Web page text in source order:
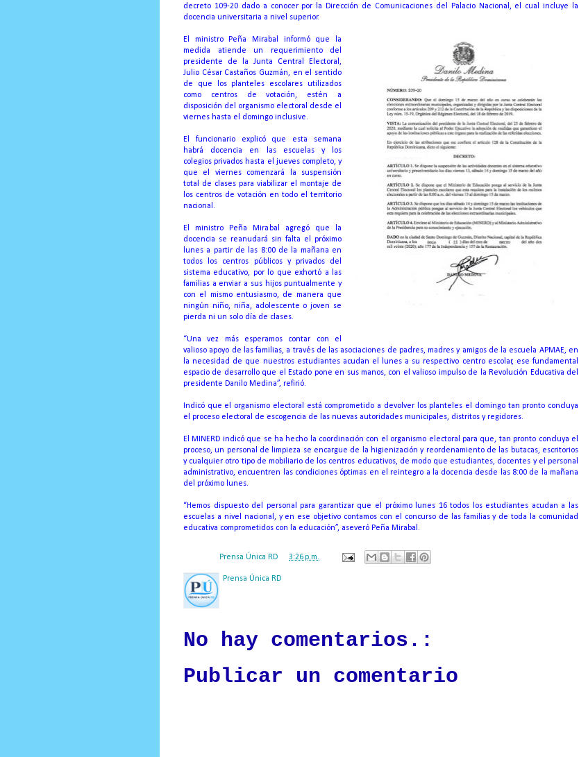
decreto 109-20 dado a conocer por la Dirección de Comunicaciones del Palacio Nacional, el cual incluye la
docencia universitaria a nivel superior.
El ministro Peña Mirabal informó que la
medida atiende un requerimiento del
presidente de la Junta Central Electoral,
Julio César Castaños Guzmán, en el sentido
de que los planteles escolares utilizados
como centros de votación, estén a
disposición del organismo electoral desde el
viernes hasta el domingo inclusive.
El funcionario explicó que esta semana
habrá docencia en las escuelas y los
colegios privados hasta el jueves completo, y
que el viernes comenzará la suspensión
total de clases para viabilizar el montaje de
los centros de votación en todo el territorio
nacional.
El ministro Peña Mirabal agregó que la
docencia se reanudará sin falta el próximo
lunes a partir de las 8:00 de la mañana en
todos los centros públicos y privados del
sistema educativo, por lo que exhortó a las
familias a enviar a sus hijos puntualmente y
con el mismo entusiasmo, de manera que
ningún niño, niña, adolescente o joven se
pierda ni un solo día de clases.
“Una vez más esperamos contar con el
valioso apoyo de las familias, a través de las asociaciones de padres, madres y amigos de la escuela APMAE, en
la necesidad de que nuestros estudiantes acudan el lunes a su respectivo centro escolar, ese fundamental
espacio de desarrollo que el Estado pone en sus manos, con el valioso impulso de la Revolución Educativa del
presidente Danilo Medina”, refirió.
Indicó que el organismo electoral está comprometido a devolver los planteles el domingo tan pronto concluya
el proceso electoral de escogencia de las nuevas autoridades municipales, distritos y regidores.
El MINERD indicó que se ha hecho la coordinación con el organismo electoral para que, tan pronto concluya el
proceso, un personal de limpieza se encargue de la higienización y reordenamiento de las butacas, escritorios
y cualquier otro tipo de mobiliario de los centros educativos, de modo que estudiantes, docentes y el personal
administrativo, encuentren las condiciones óptimas en el reintegro a la docencia desde las 8:00 de la mañana
del próximo lunes.
“Hemos dispuesto del personal para garantizar que el próximo lunes 16 todos los estudiantes acudan a las
escuelas a nivel nacional, y en ese objetivo contamos con el concurso de las familias y de toda la comunidad
educativa comprometidos con la educación”, aseveró Peña Mirabal.
Prensa Única RD 3:26 p.m.
Prensa Única RD
No hay comentarios.:
Publicar un comentario